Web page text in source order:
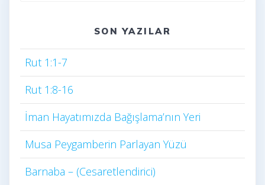
SON YAZILAR
Rut 1:1-7
Rut 1:8-16
İman Hayatımızda Bağışlama’nın Yeri
Musa Peygamberin Parlayan Yüzü
Barnaba – (Cesaretlendirici)